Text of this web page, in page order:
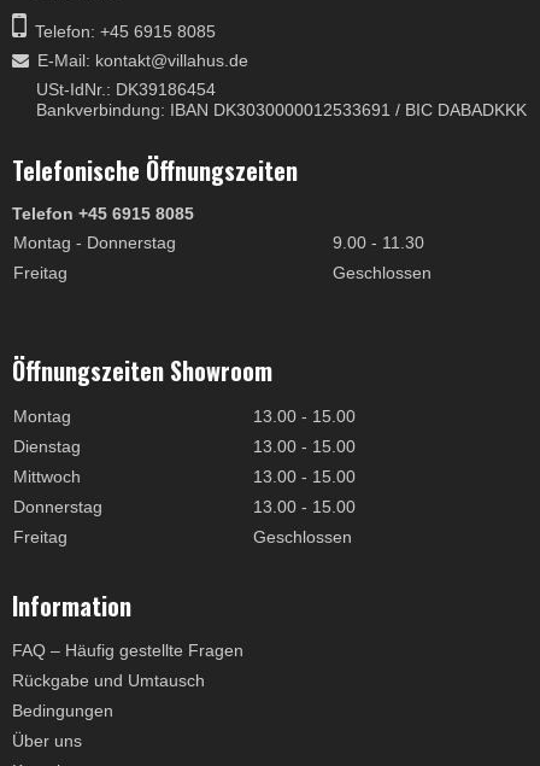
Telefon: +45 6915 8085
E-Mail: kontakt@villahus.de
USt-IdNr.: DK39186454
Bankverbindung: IBAN DK3030000012533691 / BIC DABADKKK
Telefonische Öffnungszeiten
Telefon +45 6915 8085
Montag - Donnerstag
9.00 - 11.30
Freitag
Geschlossen
Öffnungszeiten Showroom
Montag
13.00 - 15.00
Dienstag
13.00 - 15.00
Mittwoch
13.00 - 15.00
Donnerstag
13.00 - 15.00
Freitag
Geschlossen
Information
FAQ – Häufig gestellte Fragen
Rückgabe und Umtausch
Bedingungen
Über uns